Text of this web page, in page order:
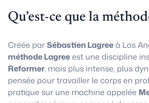
Qu’est-ce que la
Créée parSébastien Lagreeà Los
méthode Lagreeest une discipline
Reformer, mais plus intense, plus
pensée pour travailler le corps en
pratique sur une machine appelée